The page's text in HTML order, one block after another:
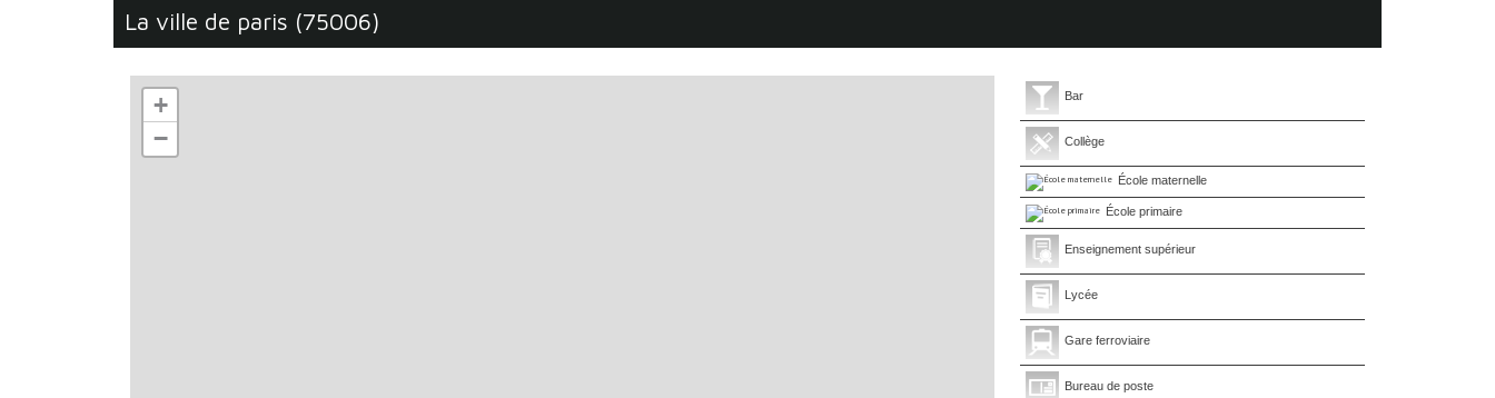
la ville de paris (75006)
+
−
Bar
Collège
École maternelle
École primaire
Enseignement supérieur
Lycée
Gare ferroviaire
Bureau de poste